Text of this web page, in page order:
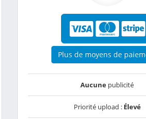
Plus de moyens de
Aucune publicité
Priorité upload : Élevé